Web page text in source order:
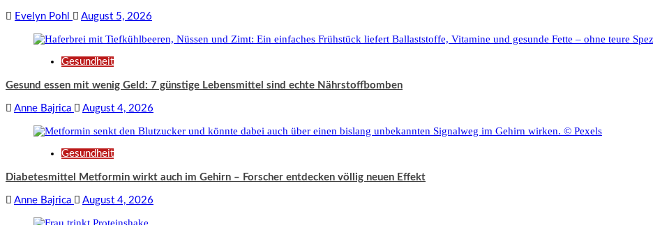
Evelyn Pohl August 5, 2026
Gesundheit
Gesund essen mit wenig Geld: 7 günstige Lebensmittel sind echte Nährstoffbomben
Anne Bajrica August 4, 2026
Gesundheit
Diabetesmittel Metformin wirkt auch im Gehirn – Forscher entdecken völlig neuen Effekt
Anne Bajrica August 4, 2026